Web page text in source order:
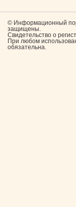
© Информационный
защищены.
Свидетельство о
При любом
обязательна.